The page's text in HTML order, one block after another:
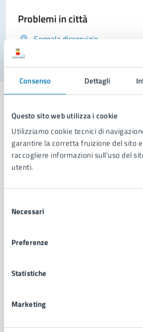
Consenso Dettagli
Questo sito web utilizza i cookie
Utilizziamo cookie tecnici di
garantire la corretta fruizione del sito
raccogliere informazioni sull'uso del
utenti.
delNecessari
Preferenze
Statistiche
Marketing
Problemi in città
Segnala disservizio
Comune di Napoli
AMMINISTRAZIONE
Municipalità
Uffici
Politici
Intranet, posta aziendale e protocollo
CATEGORIE DI SERVIZIO